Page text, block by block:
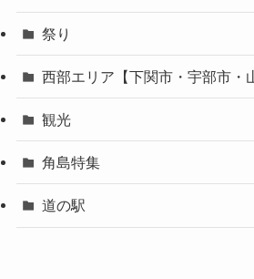
祭り
西部エリア【下関市・宇部市・
観光
角島特集
道の駅